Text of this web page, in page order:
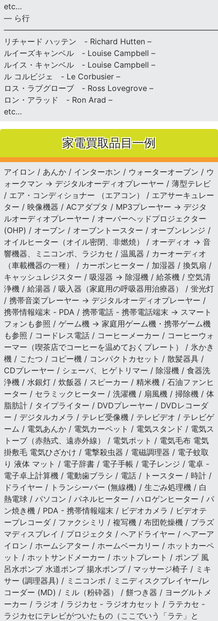
etc…
— ら行
リチャード ハッテン - Richard Hutten –
ルイーズキャンベル - Louise Campbell –
ルイス・キャンベル - Louise Campbell –
ル コルビジェ - Le Corbusier –
ロス・ラブグローブ - Ross Lovegrove –
ロン・アラッド - Ron Arad –
etc…
家電買取品目一例
アイロン / あんか / インターホン / ウォーターオーブン / ウ
ォークマン → デジタルオーディオプレーヤー / 薄型テレビ
/ エア・コンディショナー （エアコン） / エアサーキュレー
ター / 映像機器 / ACアダプタ / MP3プレーヤー → デジタ
ルオーディオプレーヤー / オーバーヘッドプロジェクター
(OHP) / オーブン / オーブントースター / オーブンレンジ /
オイルヒーター（オイル密閉、非燃焼） / オーディオ → 音
響機器、ミニコンポ、ラジカセ / 温風器 / カーオーディオ
（車載機器の一種） / カーボンヒーター / 加湿器 / 換気扇 /
キャッシュレジスター / 吸湿器 → 除湿機 / 給茶機 / 空気清
浄機 / 給湯器 / 吸入器（家庭用の呼吸器用治療器） / 蛍光灯
/ 携帯音楽プレーヤー → デジタルオーディオプレーヤー /
携帯情報端末 - PDA / 携帯電話 - 携帯電話端末 → スマート
フォンも参照 / ゲーム機 → 家庭用ゲーム機・携帯ゲーム機
も参照 / コードレス電話 / コーヒーメーカー / コーヒーウォ
ーマー（喫茶店でコーヒーを温めておくプレート） / 氷かき
機 / こたつ / コピー機 / コンパクトカセット / 散髪器具 /
CDプレーヤー / シェーバ、ヒゲトリマー / 除湿機 / 食器洗
浄機 / 水銀灯 / 炊飯器 / スピーカー / 精米機 / 石油ファンヒ
ーター / セラミックヒーター / 洗濯機 / 扇風機 / 掃除機 / 体
脂肪計 / タイプライター / DVDプレーヤー / DVDレコーダ
ー / デジタルカメラ / テレビ受像機 / テレビデオ / テレビゲ
ーム / 電気あんか / 電気カーペット / 電気スタンド / 電気ス
トーブ（赤熱式、遠赤外線） / 電気ポット / 電気毛布 電気
掛敷毛 電気ひざかけ / 電撃殺虫器 / 電磁調理器 / 電子蚊取
り 液体 マット / 電子辞書 / 電子手帳 / 電子レンジ / 電卓 -
電子卓上計算機 / 電動歯ブラシ / 電話 / トースター / 時計 /
ドライヤー / トランシーバー (無線機) / 生ごみ処理機 / 白
熱電球 / パソコン / パネルヒーター / ハロゲンヒーター / パ
ン焼き機 / PDA - 携帯情報端末 / ビデオカメラ / ビデオテ
ープレコーダ / ファクシミリ / 複写機 / 布団乾燥機 / プラズ
マディスプレイ / プロジェクタ / ヘアドライヤー / ヘアーア
イロン / ホームシアター / ホームベーカリー / ホットカーペ
ット / ホットサンドメーカー / ホットプレート / ポンプ 風
呂水ポンプ 水道ポンプ 揚水ポンプ / マッサージ椅子 / ミキ
サー (調理器具) / ミニコンポ / ミニディスクプレイヤー/レ
コーダー (MD) / ミル（粉砕器） / 餅つき器 / ヨーグルトメ
ーカー / ラジオ / ラジカセ - ラジオカセット / ラテカセ -
ラジカセにテレビがついたもの（ここでいう「ラテ」と